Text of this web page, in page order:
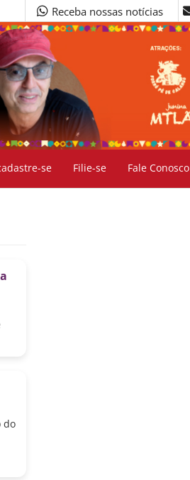
Receba nossas notícias
se Filie-se Fale Conosco
do